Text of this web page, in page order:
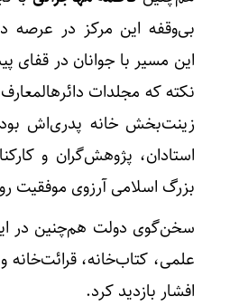
بی‌وقفه این مرکز در عرصه
این مسیر با جوانان در قفای
نکته که مجلدات
زینت‌بخش خانه پدری‌اش
استادان، پژوهش‌گران و
بزرگ اسلامی آرزوی موفقیت
سخن‌گوی دولت هم‌چنین در
علمی، کتاب‌خانه، قرائت‌خانه
افشار بازدید کرد.